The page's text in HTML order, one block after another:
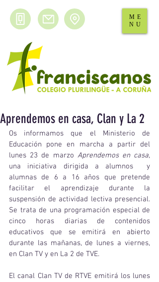
ME
NU
Aprendemos en casa, Clan y La 2
Os informamos que el Ministerio de
Educación pone en marcha a partir del
lunes 23 de marzo Aprendemos en casa,
una iniciativa dirigida a alumnos  y
alumnas de 6 a 16 años que pretende
facilitar el aprendizaje durante la
suspensión de actividad lectiva presencial.
Se trata de una programación especial de
cinco horas diarias de contenidos
educativos que se emitirá en abierto
durante las mañanas, de lunes a viernes,
en Clan TV y en La 2 de TVE.
El canal Clan TV de RTVE emitirá los lunes